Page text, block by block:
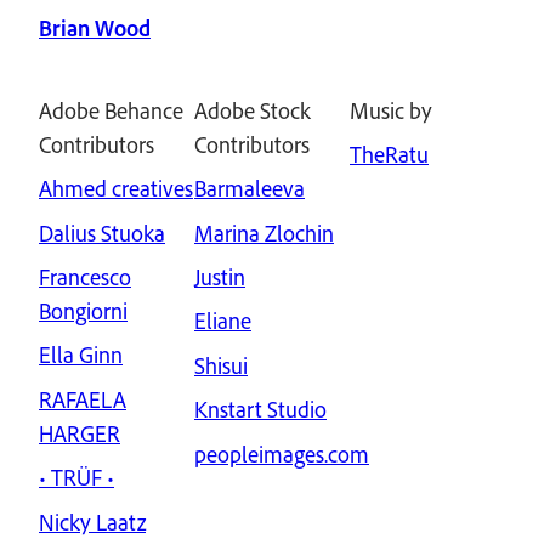
Brian Wood
Adobe Behance
Contributors
Ahmed creatives
Dalius Stuoka
Francesco
Bongiorni
Ella Ginn
RAFAELA
HARGER
• TRÜF •
Nicky Laatz
Adobe Stock
Contributors
Barmaleeva
Marina Zlochin
Justin
Eliane
Shisui
Knstart Studio
peopleimages.com
Music by
TheRatu